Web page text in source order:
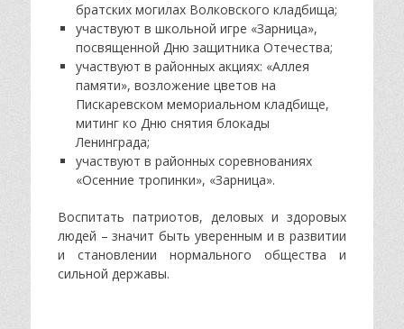
братских могилах Волковского кладбища;
участвуют в школьной игре «Зарница»,
посвященной Дню защитника Отечества;
участвуют в районных акциях: «Аллея
памяти», возложение цветов на
Пискаревском мемориальном кладбище,
митинг ко Дню снятия блокады
Ленинграда;
участвуют в районных соревнованиях
«Осенние тропинки», «Зарница».
Воспитать патриотов, деловых и здоровых
людей – значит быть уверенным и в развитии
и становлении нормального общества и
сильной державы.